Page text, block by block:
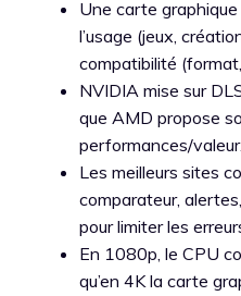
Une carte graphique
l’usage (jeux,
compatibilité
NVIDIA mise sur
que AMD propose
performances/valeur.
Les meilleurs sites
comparateur,
pour limiter les
En 1080p, le CPU
qu’en 4K la carte